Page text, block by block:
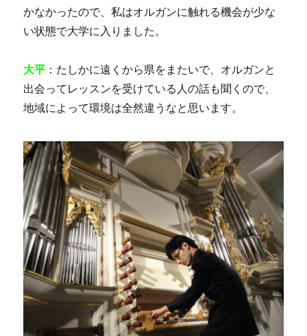
かなかったので、私はオルガンに触れる機会が少な
い状態で大学に入りました。
大平 ：たしかに遠くから県をまたいで、オルガンと
出会ってレッスンを受けている人の話も聞くので、
地域によって環境は全然違うなと思います。